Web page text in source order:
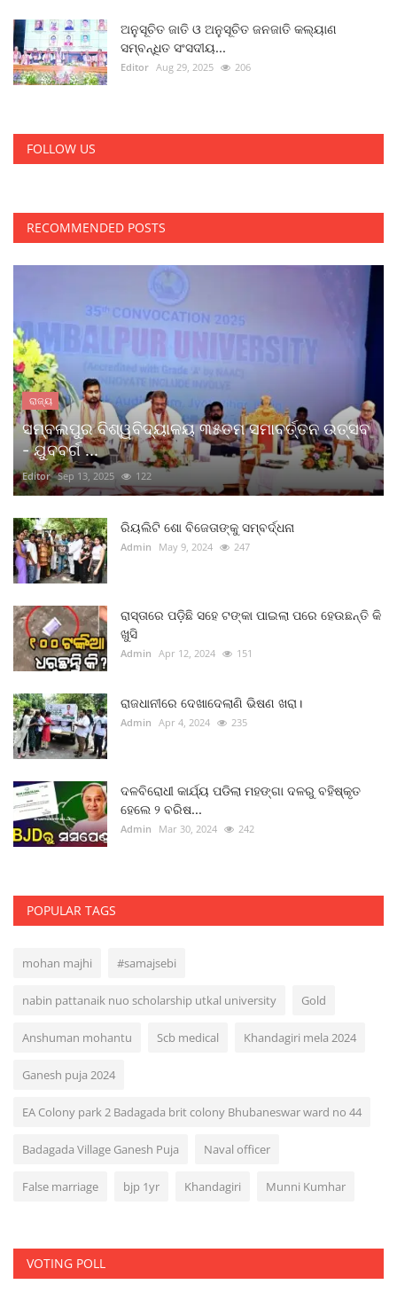
ଅନୁସୂଚିତ ଜାତି ଓ ଅନୁସୂଚିତ ଜନଜାତି କଲ୍ୟାଣ
ସମ୍ବନ୍ଧିତ ସଂସଦୀୟ...
Editor Aug 29, 2025 206
FOLLOW US
RECOMMENDED POSTS
ରାଜ୍ୟ
ସମ୍ବଲପୁର ବିଶ୍ୱବିଦ୍ୟାଳୟ ୩୫ତମ ସମାବର୍ତ୍ତନ ଉତ୍ସବ
- ଯୁବବର୍ଗ ...
Editor Sep 13, 2025 122
ରିୟଲିଟି ଶୋ ବିଜେତାଙ୍କୁ ସମ୍ବର୍ଦ୍ଧନା
Admin May 9, 2024 247
ରାସ୍ତାରେ ପଡ଼ିଛି ସହେ ଟଙ୍କା ପାଇଲା ପରେ ହେଉଛନ୍ତି କି
ଖୁସି
Admin Apr 12, 2024 151
ରାଜଧାନୀରେ ଦେଖାଦେଲାଣି ଭିଷଣ ଖରା।
Admin Apr 4, 2024 235
ଦଳବିରୋଧୀ କାର୍ଯ୍ୟ ପଡିଲା ମହଙ୍ଗା ଦଳରୁ ବହିଷ୍କୃତ
ହେଲେ ୨ ବରିଷ...
Admin Mar 30, 2024 242
POPULAR TAGS
mohan majhi #samajsebi
nabin pattanaik nuo scholarship utkal university Gold
Anshuman mohantu Scb medical Khandagiri mela 2024
Ganesh puja 2024
EA Colony park 2 Badagada brit colony Bhubaneswar ward no 44
Badagada Village Ganesh Puja Naval officer
False marriage bjp 1yr Khandagiri Munni Kumhar
VOTING POLL